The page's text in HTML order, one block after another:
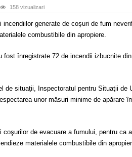
158 vizualizari
generate de coşuri de fum
combustibile din apropiere.
înregistrate 72 de incendii izbucnite din
Inspectoratul pentru Situaţii de
unor măsuri minime de apărare
de evacuare a fumului, pentru ca
materialele combustibile din